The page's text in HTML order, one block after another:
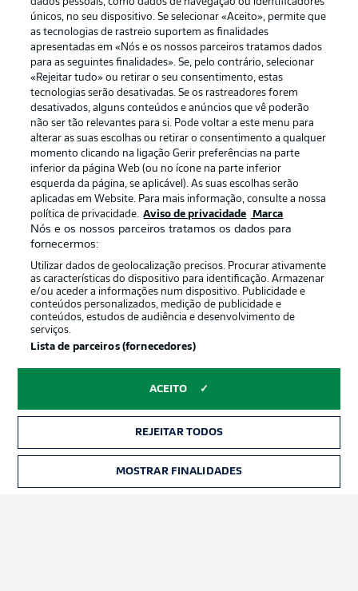
Football as it’s meant to be
APLICATIVO DA BUNDESLIGA
Oferecido por
Gerir preferências Aviso de privacidade
Termos de uso Emissoras
únicos, no seu dispositivo. Se selecionar «Aceito», permite que
as tecnologias de rastreio suportem as finalidades
apresentadas em «Nós e os nossos parceiros tratamos dados
para as seguintes finalidades». Se, pelo contrário, selecionar
«Rejeitar tudo» ou retirar o seu consentimento, estas
tecnologias serão desativadas. Se os rastreadores forem
desativados, alguns conteúdos e anúncios que vê poderão
não ser tão relevantes para si. Pode voltar a este menu para
alterar as suas escolhas ou retirar o consentimento a qualquer
momento clicando na ligação Gerir preferências na parte
inferior da página Web (ou no ícone na parte inferior
esquerda da página, se aplicável). As suas escolhas serão
aplicadas em Website. Para mais informação, consulte a nossa
política de privacidade. Aviso de privacidade Marca
Nós e os nossos parceiros tratamos os dados para
fornecermos:
Utilizar dados de geolocalização precisos. Procurar ativamente
as características do dispositivo para identificação. Armazenar
e/ou aceder a informações num dispositivo. Publicidade e
conteúdos personalizados, medição de publicidade e
conteúdos, estudos de audiência e desenvolvimento de
serviços.
Lista de parceiros (fornecedores)
ACEITO
REJEITAR TODOS
MOSTRAR FINALIDADES